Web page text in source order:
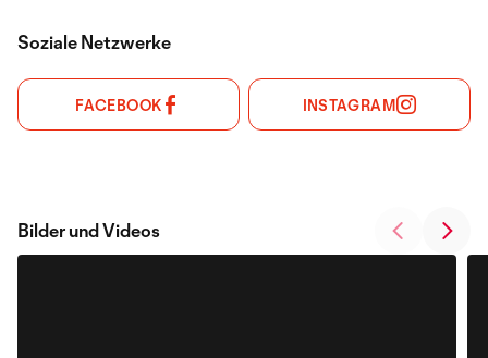
Soziale Netzwerke
FACEBOOK INSTAGRAM
Bilder und Videos